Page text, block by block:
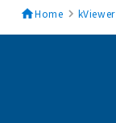
Home kViewer